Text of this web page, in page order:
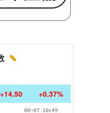
+14.50 +0.37%